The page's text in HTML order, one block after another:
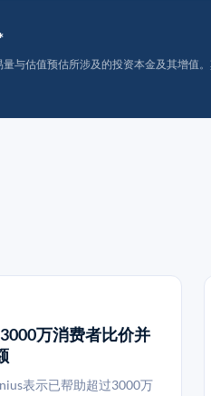
与估值预估所涉及的投资本金及其增值
万消费者比价并
表示已帮助超过3000万